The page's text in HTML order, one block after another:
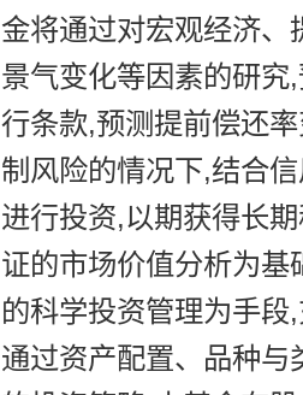
金将通过对宏观经济
景气变化等因素的研
行条款,预测提前偿还
制风险的情况下,结合
进行投资,以期获得长
证的市场价值分析为
的科学投资管理为手
通过资产配置、品种